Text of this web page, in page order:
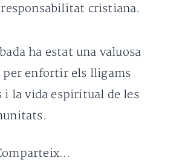
responsabilitat cristiana.
ha estat una valuosa
enfortir els lligams
i la vida espiritual de les